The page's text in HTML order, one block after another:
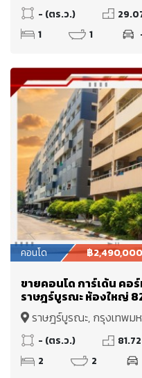
- (ตร.ว.)
1
1
คอนโด ฿2,490,000
ขายคอนโด การ์เด้น คอ
ราษฎร์บูรณะ ห้องใหญ่
Mb. ใกล้ทางด่วนพระราม
ราษฎร์บูรณะ, กรุงเทพม
- (ตร.ว.)
2
2